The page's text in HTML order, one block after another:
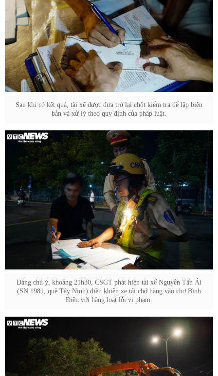
Sau khi có kết quả, tài xế được đưa trở lại chốt kiểm tra để lập biên
bản và xử lý theo quy định của pháp luật.
Đáng chú ý, khoảng 21h30, CSGT phát hiện tài xế Nguyễn Tấn Ái
(SN 1981, quê Tây Ninh) điều khiển xe tải chở hàng vào chợ Bình
Điền với hàng loạt lỗi vi phạm.